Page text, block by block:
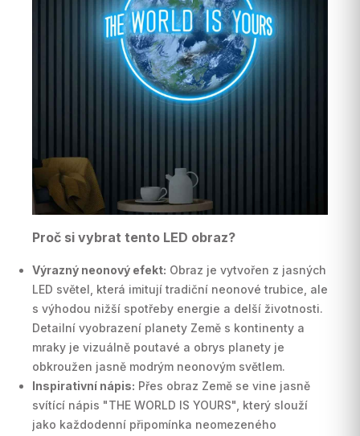
Proč si vybrat tento LED obraz?
Výrazný neonový efekt: Obraz je vytvořen z jasných
LED světel, která imitují tradiční neonové trubice, ale
s výhodou nižší spotřeby energie a delší životnosti.
Detailní vyobrazení planety Země s kontinenty a
mraky je vizuálně poutavé a obrys planety je
obkroužen jasně modrým neonovým světlem.
Inspirativní nápis: Přes obraz Země se vine jasně
svítící nápis "THE WORLD IS YOURS", který slouží
jako každodenní připomínka neomezeného